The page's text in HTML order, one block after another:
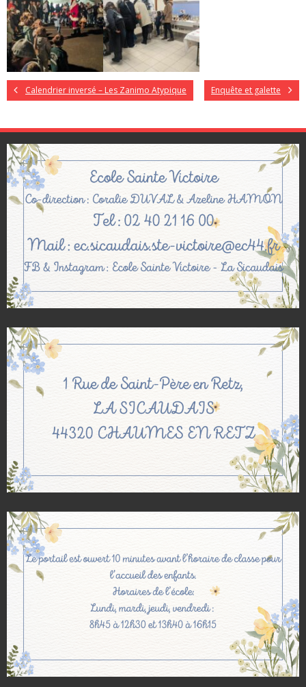
Calendrier inversé – Les Zanimo Atypique Enquête et galette